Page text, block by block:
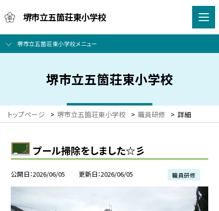
堺市立五箇荘東小学校
堺市立五箇荘東小学校メニュー
堺市立五箇荘東小学校
トップページ > 堺市立五箇荘東小学校 > 職員研修 > 詳細
プール掃除をしました☆彡
公開日 2026/06/05 更新日 2026/06/05 職員研修